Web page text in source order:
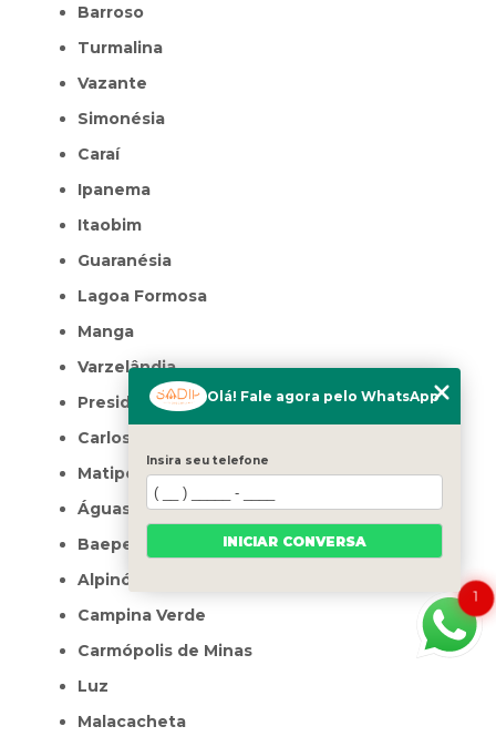
Barroso
Turmalina
Vazante
Simonésia
Caraí
Ipanema
Itaobim
Guaranésia
Lagoa Formosa
Manga
Varzelândia
Presidente Olegário
Carlos Chagas
Matipó
Águas Formosas
Baependi
Alpinópolis
Campina Verde
Carmópolis de Minas
Luz
Malacacheta
1
Olá! Fale agora pelo WhatsApp
Insira seu telefone
INICIAR CONVERSA